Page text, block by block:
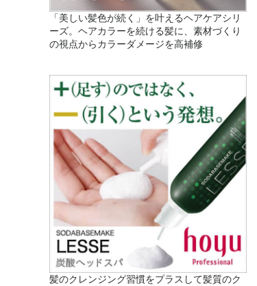
「美しい髪色が続く」を叶えるヘアケアシリ
ーズ。ヘアカラーを続ける髪に、素材づくり
の視点からカラーダメージを高補修
髪のクレンジング習慣をプラスして髪質のク